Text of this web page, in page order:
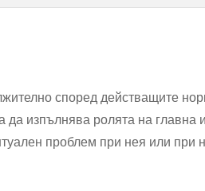
според действащите
изпълнява ролята на
проблем при нея или